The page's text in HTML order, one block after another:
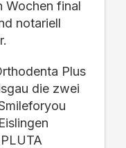
Wochen final
notariell
Plus
die zwei